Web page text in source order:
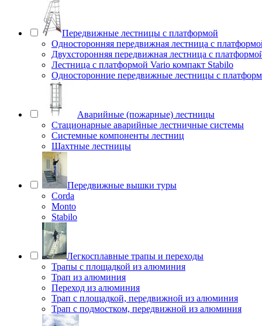
Передвижные лестницы с платформой
Односторонняя передвижная лестница с
Двухсторонняя передвижная лестница с
Лестница с платформой Vario компакт Stabilo
Односторонние передвижные лестницы с
Аварийные (пожарные) лестницы
Стационарные аварийные лестничные системы
Системные компоненты лестниц
Шахтные лестницы
Передвижные вышки туры
Corda
Monto
Stabilo
Легкосплавные трапы и переходы
Трапы с площадкой из алюминия
Трап из алюминия
Переход из алюминия
Трап с площадкой, передвижной из алюминия
Трап с подмостком, передвижной из алюминия